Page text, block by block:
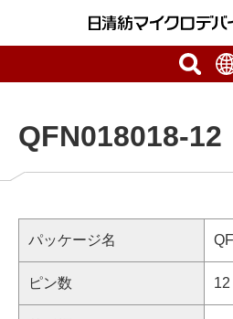
QFN018018-12
パッケージ名
ピン数 12